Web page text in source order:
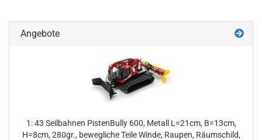
Angebote
1: 43 Seilbahnen PistenBully 600, Metall L=21cm, B=13cm,
H=8cm, 280gr., bewegliche Teile Winde, Raupen, Räumschild,